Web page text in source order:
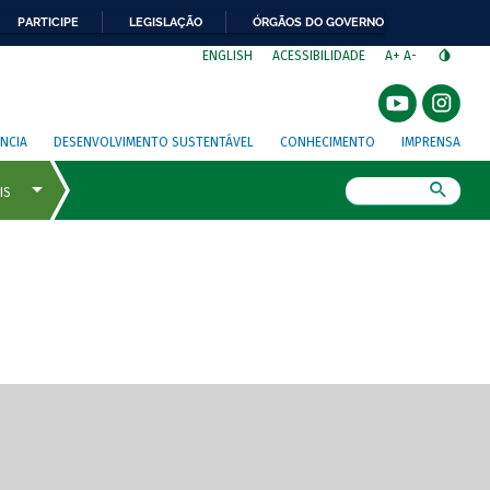
PARTICIPE LEGISLAÇÃO ÓRGÃOS DO GOVERNO
ENGLISH ACESSIBILIDADE A+ A-
DESENVOLVIMENTO SUSTENTÁVEL CONHECIMENTO IMPRENSA
de tela